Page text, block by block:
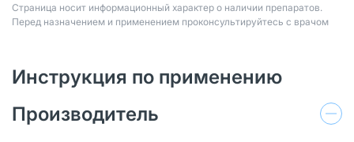
Страница носит информационный характер о наличии препаратов.
Перед назначением и применением проконсультируйтесь с врачом
Инструкция по применению
Производитель